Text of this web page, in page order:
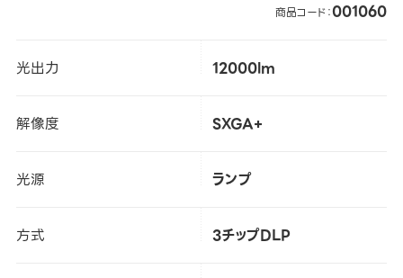
商品コード：001060
光出力 12000lm
解像度 SXGA+
光源 ランプ
方式 3チップDLP